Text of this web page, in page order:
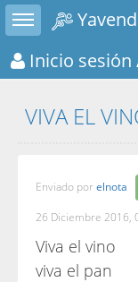
Toggle sidebar
Inicio sesión
VIVA EL
Enviado por elnota
26 Diciembre 2016,
Viva el vino
viva el pan